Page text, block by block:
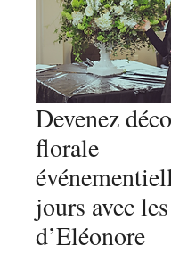
Devenez
florale
jours avec
d’Eléonore